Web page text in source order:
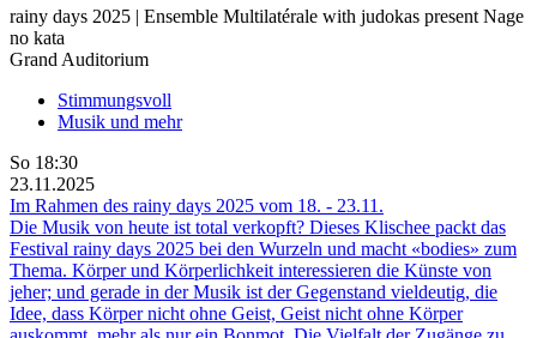
rainy days 2025 | Ensemble Multilatérale with judokas present Nage
no kata
Grand Auditorium
Stimmungsvoll
Musik und mehr
So 18:30
23.11.2025
Im Rahmen des rainy days 2025 vom 18. - 23.11.
Die Musik von heute ist total verkopft? Dieses Klischee packt das
Festival rainy days 2025 bei den Wurzeln und macht «bodies» zum
Thema. Körper und Körperlichkeit interessieren die Künste von
jeher; und gerade in der Musik ist der Gegenstand vieldeutig, die
Idee, dass Körper nicht ohne Geist, Geist nicht ohne Körper